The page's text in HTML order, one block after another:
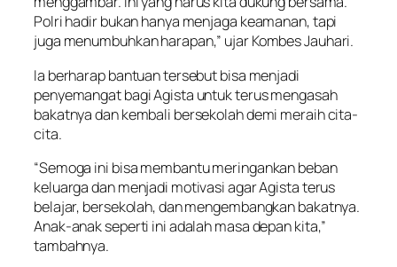
Polri hadir bukan hanya menjaga keamanan, tapi
juga menumbuhkan harapan,” ujar Kombes Jauhari.
Ia berharap bantuan tersebut bisa menjadi
penyemangat bagi Agista untuk terus mengasah
bakatnya dan kembali bersekolah demi meraih cita-
cita.
“Semoga ini bisa membantu meringankan beban
keluarga dan menjadi motivasi agar Agista terus
belajar, bersekolah, dan mengembangkan bakatnya.
Anak-anak seperti ini adalah masa depan kita,”
tambahnya.